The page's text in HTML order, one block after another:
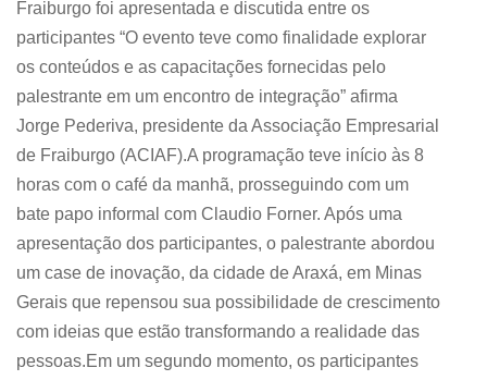
Fraiburgo foi apresentada e discutida entre os
participantes “O evento teve como finalidade explorar
os conteúdos e as capacitações fornecidas pelo
palestrante em um encontro de integração” afirma
Jorge Pederiva, presidente da Associação Empresarial
de Fraiburgo (ACIAF).A programação teve início às 8
horas com o café da manhã, prosseguindo com um
bate papo informal com Claudio Forner. Após uma
apresentação dos participantes, o palestrante abordou
um case de inovação, da cidade de Araxá, em Minas
Gerais que repensou sua possibilidade de crescimento
com ideias que estão transformando a realidade das
pessoas.Em um segundo momento, os participantes